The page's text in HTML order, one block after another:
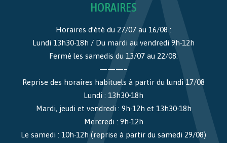
HORAIRES
Horaires d’été du 27/07 au 16/08 :
Lundi 13h30-18h / Du mardi au vendredi 9h-12h
Fermé les samedis du 13/07 au 22/08.
———–
Reprise des horaires habituels à partir du lundi 17/08
Lundi : 13h30-18h
Mardi, jeudi et vendredi : 9h-12h et 13h30-18h
Mercredi : 9h-12h
Le samedi : 10h-12h (reprise à partir du samedi 29/08)